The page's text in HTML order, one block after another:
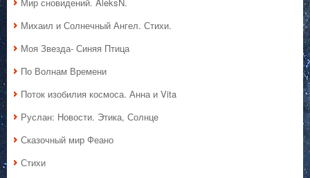
Михаил и Солнечный Ангел. Стихи.
Моя Звезда- Синяя Птица
По Волнам Времени
Поток изобилия космоса. Анна и Vita
Руслан: Новости. Этика, Солнце
Сказочный мир Феано
Стихи